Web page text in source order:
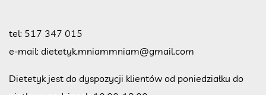
tel: 517 347 015
e-mail: dietetyk.mniammniam@gmail.com
Dietetyk jest do dyspozycji klientów od poniedziałku do